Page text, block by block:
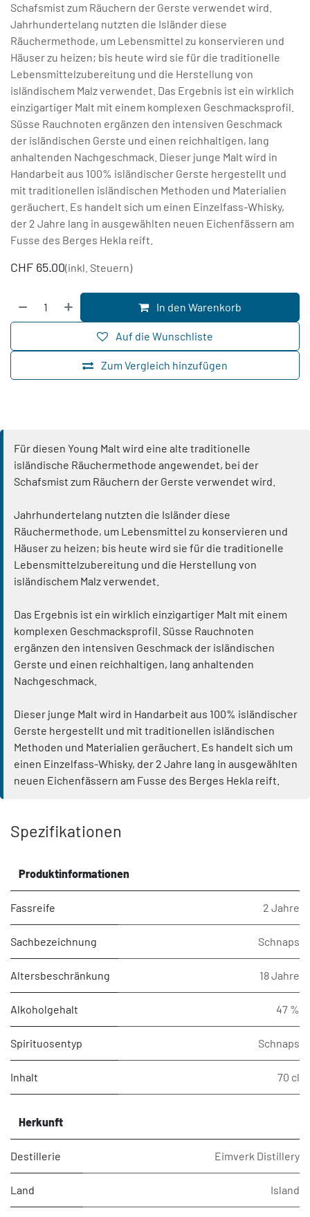
Schafsmist zum Räuchern der Gerste verwendet wird.
Jahrhundertelang nutzten die Isländer diese
Räuchermethode, um Lebensmittel zu konservieren und
Häuser zu heizen; bis heute wird sie für die traditionelle
Lebensmittelzubereitung und die Herstellung von
isländischem Malz verwendet. Das Ergebnis ist ein wirklich
einzigartiger Malt mit einem komplexen Geschmacksprofil.
Süsse Rauchnoten ergänzen den intensiven Geschmack
der isländischen Gerste und einen reichhaltigen, lang
anhaltenden Nachgeschmack. Dieser junge Malt wird in
Handarbeit aus 100% isländischer Gerste hergestellt und
mit traditionellen isländischen Methoden und Materialien
geräuchert. Es handelt sich um einen Einzelfass-Whisky,
der 2 Jahre lang in ausgewählten neuen Eichenfässern am
Fusse des Berges Hekla reift.
CHF 65.00(inkl. Steuern)
In den Warenkorb
Zum Vergleich hinzufügen
Auf die Wunschliste
Für diesen Young Malt wird eine alte traditionelle
isländische Räuchermethode angewendet, bei der
Schafsmist zum Räuchern der Gerste verwendet wird.
Jahrhundertelang nutzten die Isländer diese
Räuchermethode, um Lebensmittel zu konservieren und
Häuser zu heizen; bis heute wird sie für die traditionelle
Lebensmittelzubereitung und die Herstellung von
isländischem Malz verwendet.
Das Ergebnis ist ein wirklich einzigartiger Malt mit einem
komplexen Geschmacksprofil. Süsse Rauchnoten
ergänzen den intensiven Geschmack der isländischen
Gerste und einen reichhaltigen, lang anhaltenden
Nachgeschmack.
Dieser junge Malt wird in Handarbeit aus 100% isländischer
Gerste hergestellt und mit traditionellen isländischen
Methoden und Materialien geräuchert. Es handelt sich um
einen Einzelfass-Whisky, der 2 Jahre lang in ausgewählten
neuen Eichenfässern am Fusse des Berges Hekla reift.
Spezifikationen
Produktinformationen
Fassreife 2 Jahre
Sachbezeichnung Schnaps
Altersbeschränkung 18 Jahre
Alkoholgehalt 47 %
Spirituosentyp Schnaps
Inhalt 70 cl
Herkunft
Destillerie Eimverk Distillery
Land Island